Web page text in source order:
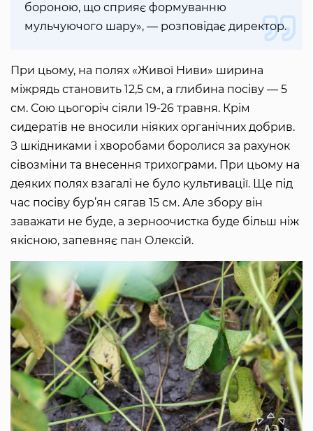
бороною, що сприяє формуванню
мульчуючого шару», — розповідає директор.
При цьому, на полях «Живої Ниви» ширина
міжрядь становить 12,5 см, а глибина посіву — 5
см. Сою цьогоріч сіяли 19-26 травня. Крім
сидератів не вносили ніяких органічних добрив.
З шкідниками і хворобами боролися за рахунок
сівозміни та внесення трихограми. При цьому на
деяких полях взагалі не було культивації. Ще під
час посіву бур’ян сягав 15 см. Але збору він
заважати не буде, а зерноочистка буде більш ніж
якісною, запевняє пан Олексій.